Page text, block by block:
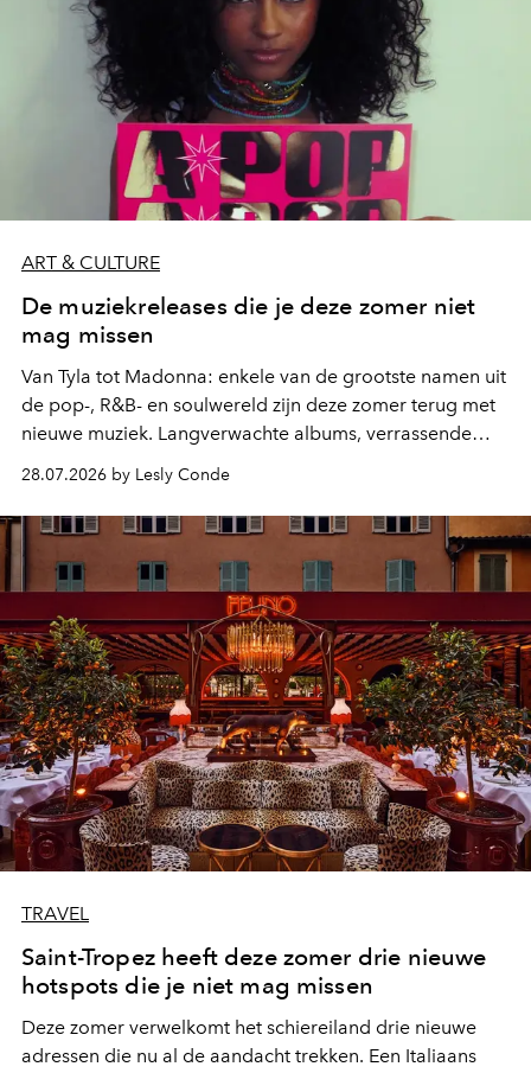
ART & CULTURE
De muziekreleases die je deze zomer niet
mag missen
Van Tyla tot Madonna: enkele van de grootste namen uit
de pop-, R&B- en soulwereld zijn deze zomer terug met
nieuwe muziek. Langverwachte albums, verrassende
comebacks en veelbelovende nieuwe projecten: dit zijn
de releases die je niet mag missen.
28.07.2026 by Lesly Conde
TRAVEL
Saint-Tropez heeft deze zomer drie nieuwe
hotspots die je niet mag missen
Deze zomer verwelkomt het schiereiland drie nieuwe
adressen die nu al de aandacht trekken. Een Italiaans